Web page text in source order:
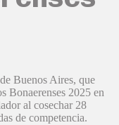
Buenos Aires, que
Bonaerenses 2025 en
al cosechar 28
de competencia.